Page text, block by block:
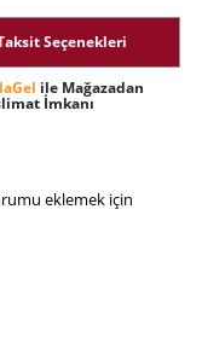
Seçenekleri
ile Mağazadan
İmkanı
eklemek için